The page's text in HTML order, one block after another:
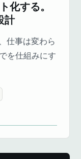
化する。
計
仕事は変わら
を仕組みにす